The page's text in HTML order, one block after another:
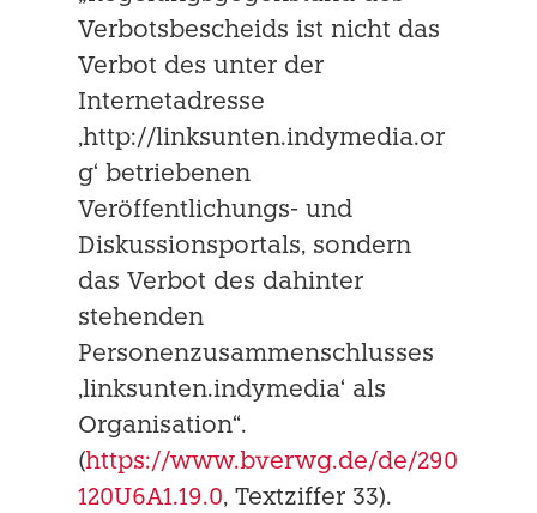
Verbotsbescheids ist nicht das
Verbot des unter der
Internetadresse
‚http://linksunten.indymedia.or
g‘ betriebenen
Veröffentlichungs- und
Diskussionsportals, sondern
das Verbot des dahinter
stehenden
Personenzusammenschlusses
‚linksun­ten.indymedia‘ als
Organisation“.
(https://www.bverwg.de/de/290
120U6A1.19.0, Textziffer 33).